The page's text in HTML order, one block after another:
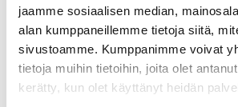
jaamme sosiaalisen median,
alan kumppaneillemme tietoja siitä,
sivustoamme. Kumppanimme voivat
tietoja muihin tietoihin, joita olet
kerätty, kun olet käyttänyt heidän
Tämän jälkeen laajennetaan ja aktivoidaan
koostuu muun muassa
suunnittelutoimistoista,
tutkimuslaitoksista ja kasvuyrityksistä.
rakennetaan toimintamalli, joka mahdollistaa